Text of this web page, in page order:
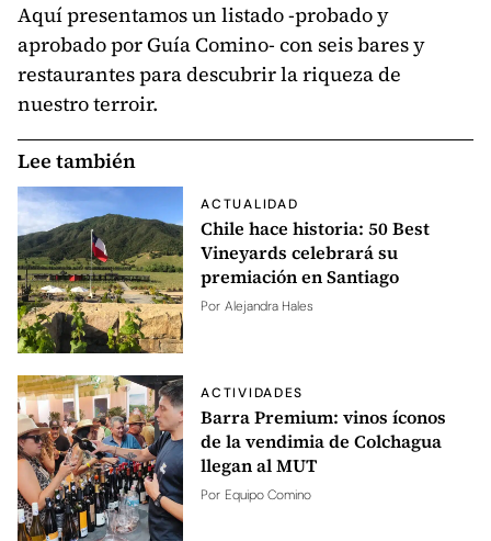
Aquí presentamos un listado -probado y
aprobado por Guía Comino- con seis bares y
restaurantes para descubrir la riqueza de
nuestro terroir.
Lee también
ACTUALIDAD
Chile hace historia: 50 Best
Vineyards celebrará su
premiación en Santiago
Por Alejandra Hales
ACTIVIDADES
Barra Premium: vinos íconos
de la vendimia de Colchagua
llegan al MUT
Por Equipo Comino